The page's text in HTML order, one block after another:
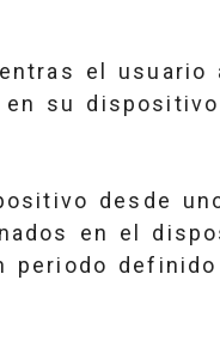
el usuario
su
desde
en el
periodo definido